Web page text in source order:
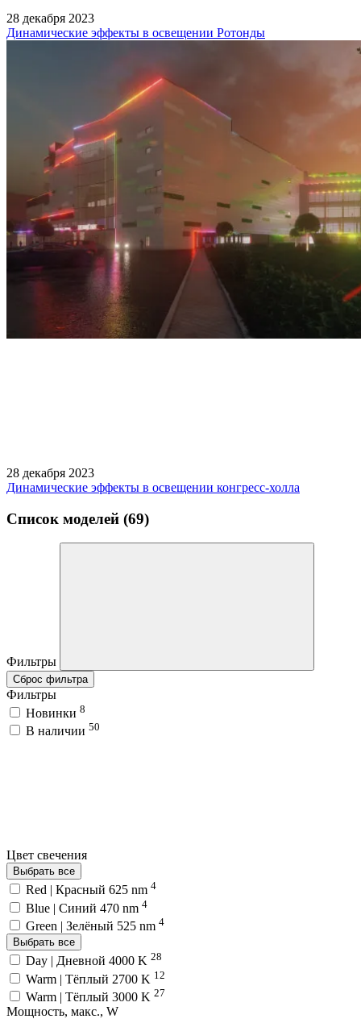
28 декабря 2023
Динамические эффекты в освещении Ротонды
28 декабря 2023
Динамические эффекты в освещении конгресс-холла
Список моделей (69)
Фильтры
Сброс фильтра
Фильтры
Новинки 8
В наличии 50
Цвет свечения
Выбрать все
Red | Красный 625 nm 4
Blue | Синий 470 nm 4
Green | Зелёный 525 nm 4
Выбрать все
Day | Дневной 4000 K 28
Warm | Тёплый 2700 K 12
Warm | Тёплый 3000 K 27
Мощность, макс., W